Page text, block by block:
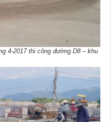
4-2017 thi công đường D8 – khu